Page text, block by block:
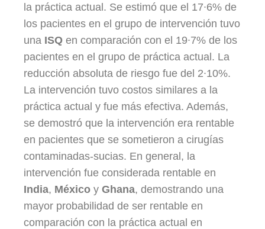
la práctica actual. Se estimó que el 17∙6% de
los pacientes en el grupo de intervención tuvo
una ISQ en comparación con el 19∙7% de los
pacientes en el grupo de práctica actual. La
reducción absoluta de riesgo fue del 2∙10%.
La intervención tuvo costos similares a la
práctica actual y fue más efectiva. Además,
se demostró que la intervención era rentable
en pacientes que se sometieron a cirugías
contaminadas-sucias. En general, la
intervención fue considerada rentable en
India, México y Ghana, demostrando una
mayor probabilidad de ser rentable en
comparación con la práctica actual en